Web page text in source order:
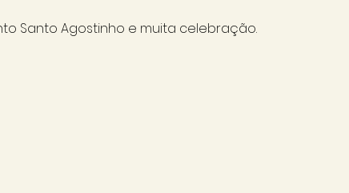
Santo Agostinho e muita celebração.